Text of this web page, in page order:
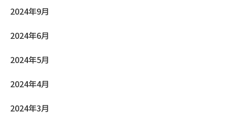
2024年9月
2024年6月
2024年5月
2024年4月
2024年3月